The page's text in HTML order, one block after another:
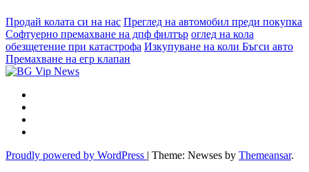
Продай колата си на нас Преглед на автомобил преди покупка
Софтуерно премахване на дпф филтър оглед на кола
обезщетение при катастрофа Изкупуване на коли Бъгси авто
Премахване на егр клапан
Proudly powered by WordPress Theme: Newses by Themeansar.